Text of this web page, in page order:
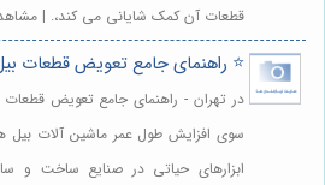
قطعات آن کمک شایانی می کند،. |
⭐️ راهنمای جامع تعویض قطعات
در تهران - راهنمای جامع تعویض قطعات
سوی افزایش طول عمر ماشین آلات بیل
ابزارهای حیاتی در صنایع ساخت و